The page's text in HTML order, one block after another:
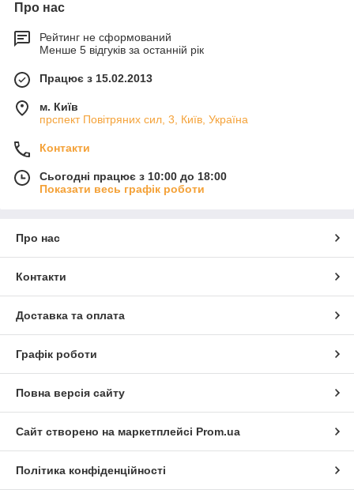
Про нас
Рейтинг не сформований
Менше 5 відгуків за останній рік
Працює з 15.02.2013
м. Київ
прспект Повітряних сил, 3, Київ, Україна
Контакти
Сьогодні працює з 10:00 до 18:00
Показати весь графік роботи
Про нас
Контакти
Доставка та оплата
Графік роботи
Повна версія сайту
Сайт створено на маркетплейсі Prom.ua
Політика конфіденційності